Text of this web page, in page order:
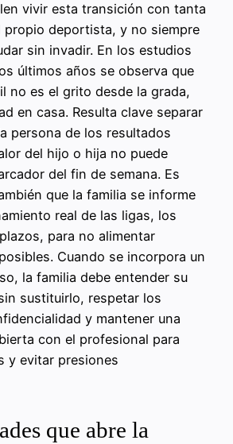
vivir esta transición con tanta
propio deportista, y no siempre
sin invadir. En los estudios
últimos años se observa que
no es el grito desde la grada,
en casa. Resulta clave separar
persona de los resultados
del hijo o hija no puede
del fin de semana. Es
que la familia se informe
real de las ligas, los
para no alimentar
Cuando se incorpora un
la familia debe entender su
sustituirlo, respetar los
y mantener una
con el profesional para
y evitar presiones
que abre la